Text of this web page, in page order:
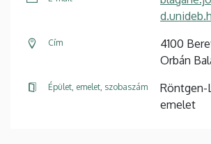
Cím
4100
Orbán
Épület, emelet, szobaszám
Röntgen-
emelet